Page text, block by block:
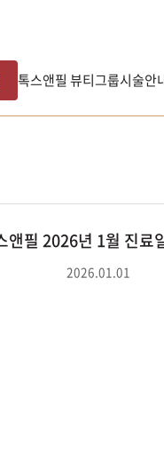
톡스앤필 뷰티그룹시술안
앤필 2026년 1월 진료
2026.01.01